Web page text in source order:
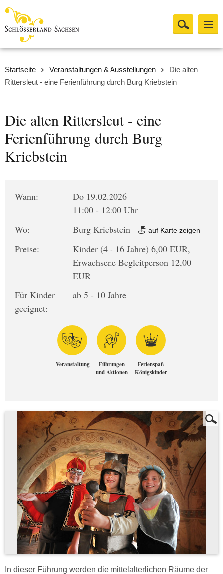
Startseite Veranstaltungen & Ausstellungen
Die alten
Rittersleut - eine Ferienführung durch Burg Kriebstein
Die alten Rittersleut - eine
Ferienführung durch Burg
Kriebstein
Wann:
Do 19.02.2026
11:00 - 12:00 Uhr
Wo:
Burg Kriebstein auf Karte zeigen
Preise:
Kinder (4 - 16 Jahre) 6,00 EUR,
Erwachsene Begleitperson 12,00
EUR
Für Kinder
geeignet:
ab 5 - 10 Jahre
Veranstaltung
Führungen
und Aktionen
Ferienspaß
Königskinder
In dieser Führung werden die mittelalterlichen Räume der